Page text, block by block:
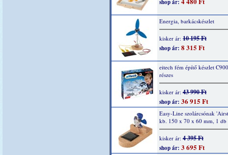
shop ár:
Energia, barkácskészlet
kisker ár: 10 195 Ft
shop ár: 8 315 Ft
eitech fém építő készlet
részes
kisker ár: 43 990 Ft
shop ár: 36 915 Ft
Easy-Line szolárcsónak
kb. 150 x 70 x 60 mm, 1 db
kisker ár: 4 395 Ft
shop ár: 3 695 Ft